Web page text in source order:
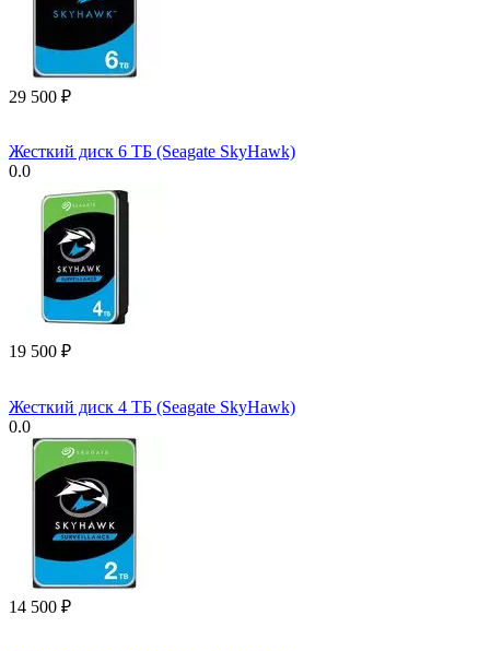
29 500 ₽
Жесткий диск 6 ТБ (Seagate SkyHawk)
0.0
19 500 ₽
Жесткий диск 4 ТБ (Seagate SkyHawk)
0.0
14 500 ₽